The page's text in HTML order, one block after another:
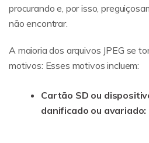
procurando e, por isso,
não encontrar.
A maioria dos arquivos JPEG se
motivos: Esses motivos incluem:
Cartão SD ou
danificado ou avariado: